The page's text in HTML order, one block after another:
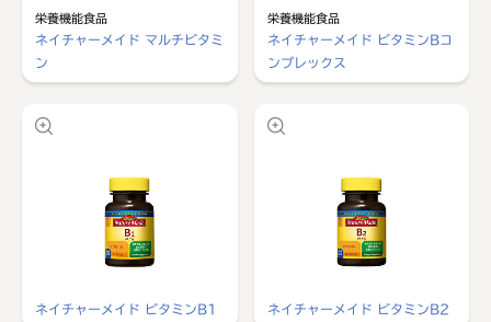
栄養機能食品
ネイチャーメイド マルチビタミ
ン
栄養機能食品
ネイチャーメイド ビタミンBコ
ンプレックス
ネイチャーメイド ビタミンB1 ネイチャーメイド ビタミンB2